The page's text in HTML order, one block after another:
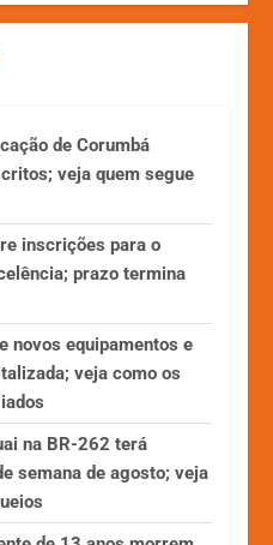
de Corumbá
veja quem segue
inscrições para o
prazo termina
novos equipamentos e
veja como os
na BR-262 terá
semana de agosto; veja